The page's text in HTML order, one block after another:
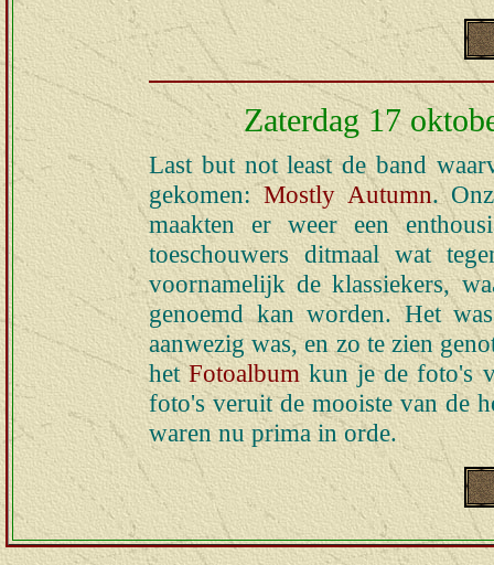
Zaterdag 17
Last but not least de band
gekomen:Mostly Autumn.
maakten er weer een
toeschouwers ditmaal wat
voornamelijk de klassiekers,
genoemd kan worden. Het
aanwezig was, en zo te zien
hetFotoalbumkun je de foto's
foto's veruit de mooiste van de
waren nu prima in orde.